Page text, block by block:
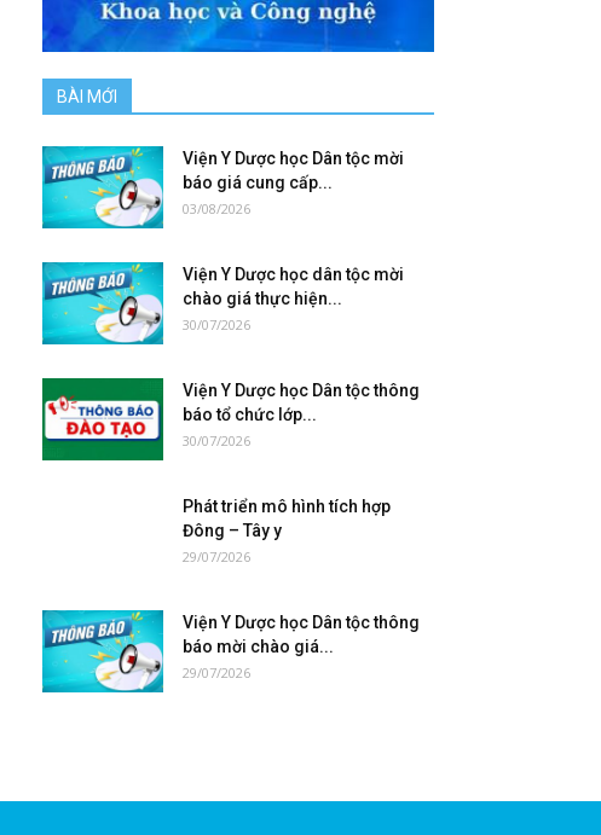
BÀI MỚI
Viện Y Dược học Dân tộc mời
báo giá cung cấp...
03/08/2026
Viện Y Dược học dân tộc mời
chào giá thực hiện...
30/07/2026
Viện Y Dược học Dân tộc thông
báo tổ chức lớp...
30/07/2026
Phát triển mô hình tích hợp
Đông – Tây y
29/07/2026
Viện Y Dược học Dân tộc thông
báo mời chào giá...
29/07/2026